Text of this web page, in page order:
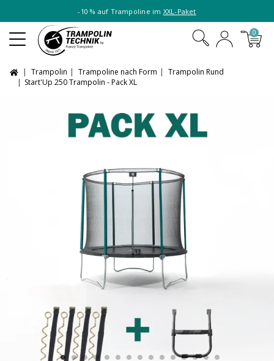
-10 % auf Trampoline im XXL-Paket
0
Trampolin Trampoline nach Form
Trampolin Rund
Start'Up 250 Trampolin - Pack XL